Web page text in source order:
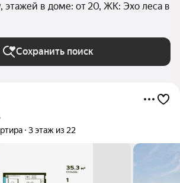
этажей в доме: от 20, ЖК: Эхо леса в
Сохранить поиск
3 этаж из 22